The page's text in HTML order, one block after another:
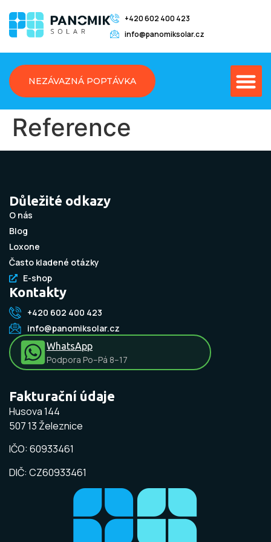
+420 602 400 423
info@panomiksolar.cz
NEZÁVAZNÁ POPTÁVKA
Reference
Důležité odkazy
O nás
Blog
Loxone
Často kladené otázky
E-shop
Kontakty
+420 602 400 423
info@panomiksolar.cz
WhatsApp
Podpora Po–Pá 8–17
Fakturační údaje
Husova 144
507 13 Železnice
IČO: 60933461
DIČ: CZ60933461